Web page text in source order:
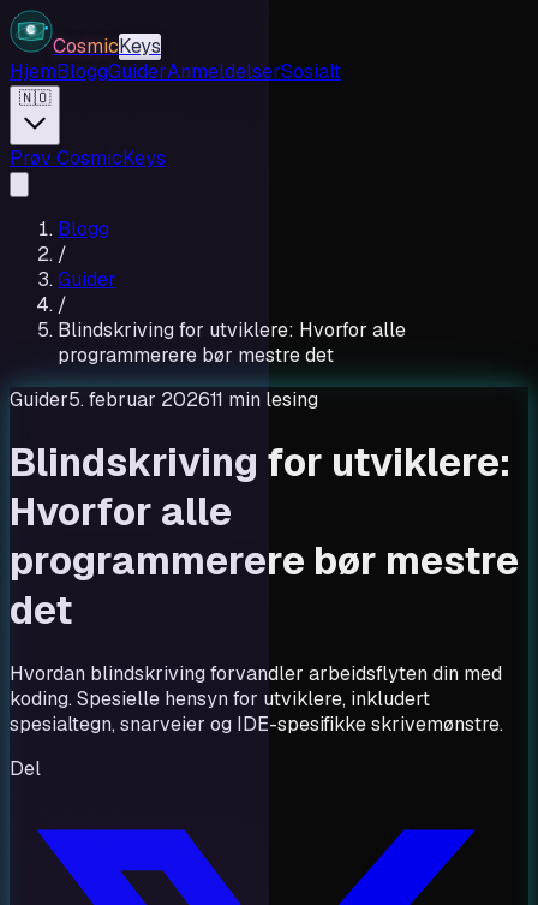
CosmicKeys
HjemBloggGuiderAnmeldelserSosialt
🇳🇴
Prøv CosmicKeys
Blogg
/
Guider
/
Blindskriving for utviklere: Hvorfor alle
programmerere bør mestre det
Guider5. februar 202611 min lesing
Blindskriving for utviklere:
Hvorfor alle
programmerere bør mestre
det
Hvordan blindskriving forvandler arbeidsflyten din med
koding. Spesielle hensyn for utviklere, inkludert
spesialtegn, snarveier og IDE-spesifikke skrivemønstre.
Del